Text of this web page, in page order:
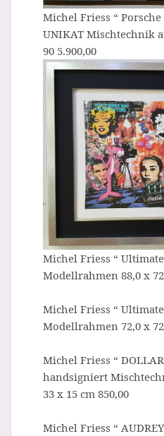
Michel Friess “ Porsche
UNIKAT Mischtechnik
90 5.900,00
Michel Friess “
Modellrahmen 88,0 x
Michel Friess “ Ultimate
Modellrahmen 72,0 x
Michel Friess “
handsigniert
33 x 15 cm 850,00
Michel Friess “